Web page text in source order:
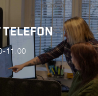
11.00